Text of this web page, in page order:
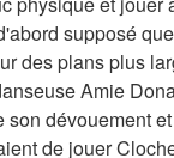
supposé
des plans plus
Amie
son dévouement
de jouer